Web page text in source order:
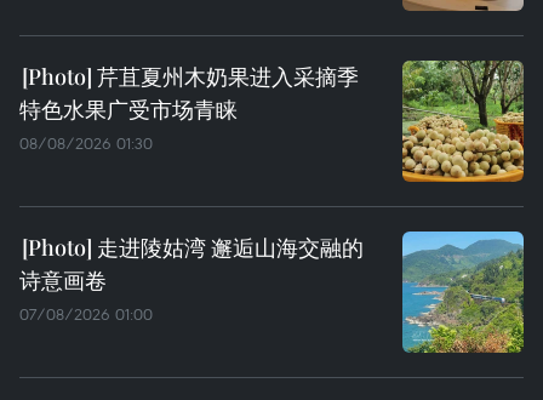
芹苴夏州木奶果进入采摘季
特色水果广受市场青睐
08/08/2026 01:30
走进陵姑湾 邂逅山海交融的
诗意画卷
07/08/2026 01:00